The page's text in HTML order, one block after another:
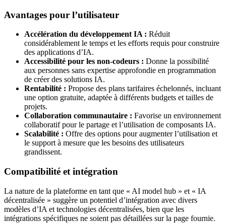
Avantages pour l’utilisateur
Accélération du développement IA : Réduit
considérablement le temps et les efforts requis pour construire
des applications d’IA.
Accessibilité pour les non-codeurs : Donne la possibilité
aux personnes sans expertise approfondie en programmation
de créer des solutions IA.
Rentabilité : Propose des plans tarifaires échelonnés, incluant
une option gratuite, adaptée à différents budgets et tailles de
projets.
Collaboration communautaire : Favorise un environnement
collaboratif pour le partage et l’utilisation de composants IA.
Scalabilité : Offre des options pour augmenter l’utilisation et
le support à mesure que les besoins des utilisateurs
grandissent.
Compatibilité et intégration
La nature de la plateforme en tant que « AI model hub » et « IA
décentralisée » suggère un potentiel d’intégration avec divers
modèles d’IA et technologies décentralisées, bien que les
intégrations spécifiques ne soient pas détaillées sur la page fournie.